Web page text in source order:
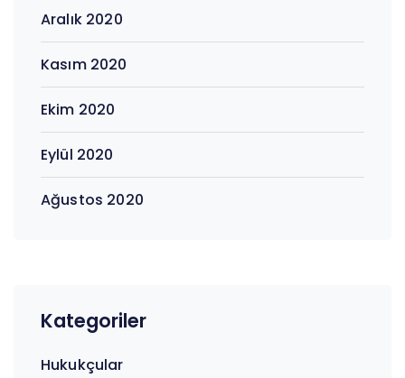
Aralık 2020
Kasım 2020
Ekim 2020
Eylül 2020
Ağustos 2020
Kategoriler
Hukukçular